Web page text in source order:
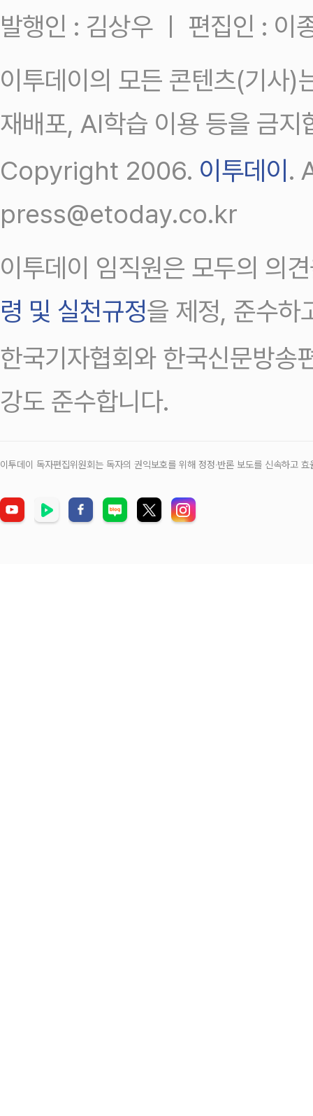
발행인 : 김상우 ㅣ 편집인 : 이
이투데이의 모든 콘텐츠(기사)
재배포, AI학습 이용 등을 금지
Copyright 2006. 이투데이 .
press@etoday.co.kr
이투데이 임직원은 모두의 의
령 및 실천규정을 제정, 준수하
한국기자협회와 한국신문방송
강도 준수합니다.
이투데이 독자편집위원회는 독자의 권익보호를 위해 정정‧반론 보도를 신속하고